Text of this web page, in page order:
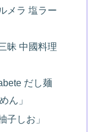
メラ 塩ラー
昧 中國料理
だし麺
ん」
子しお」